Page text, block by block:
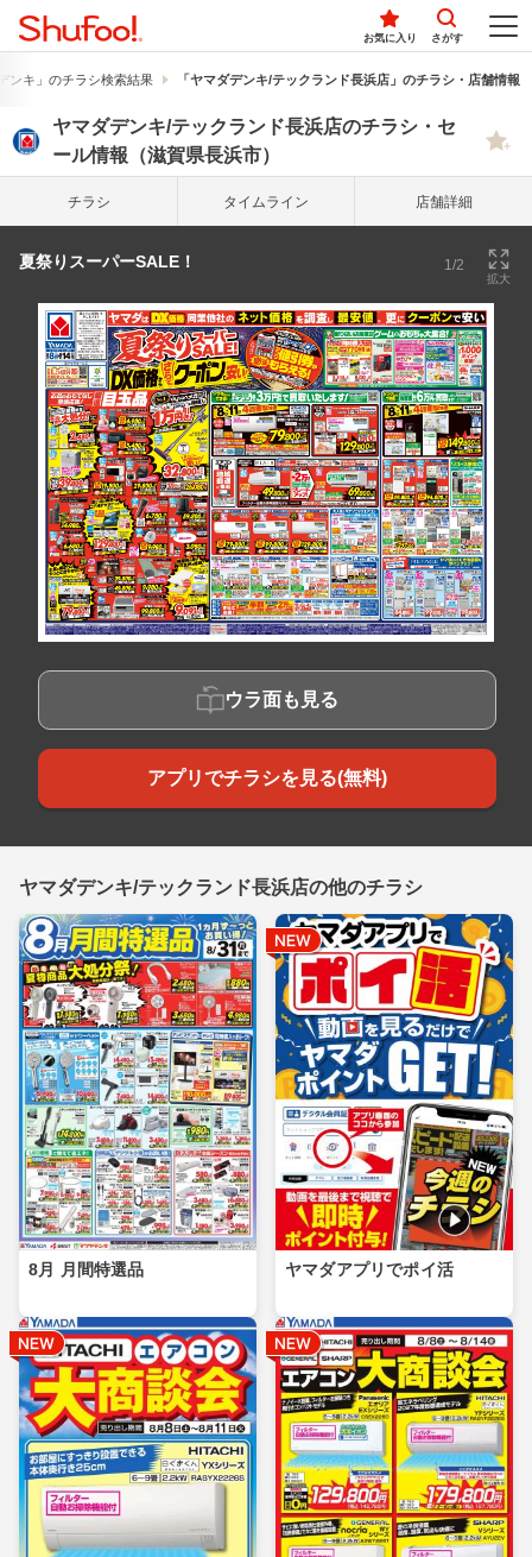
お気に入り さがす
ンキ」のチラシ検索結果 「ヤマダデンキ/テックランド長浜店」のチラシ・店舗情報
ヤマダデンキ/テックランド長浜店のチラシ・セ
ール情報（滋賀県長浜市）
チラシ タイム ライン 店舗詳細
夏祭りスーパーSALE！ 1/2
拡大
ウラ面も見る
アプリでチラシを見る(無料)
ヤマダデンキ/テックランド長浜店の他のチラシ
8月 月間特選品 ヤマダアプリでポイ活